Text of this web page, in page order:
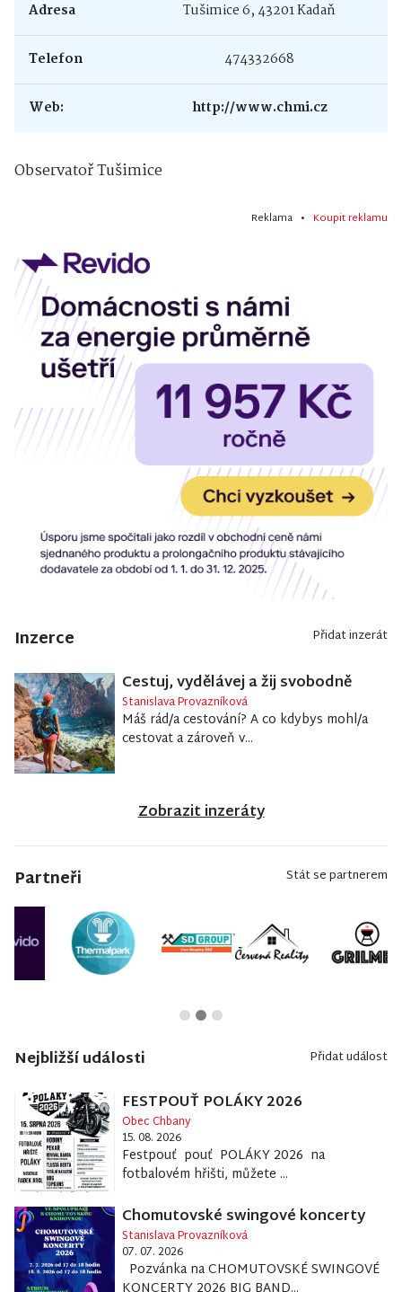
Adresa Tušimice 6, 43201 Kadaň
Telefon 474332668
Web: http://www.chmi.cz
Observatoř Tušimice
Reklama • Koupit reklamu
Inzerce Přidat inzerát
Cestuj, vydělávej a žij svobodně
Stanislava Provazníková
Máš rád/a cestování? A co kdybys mohl/a
cestovat a zároveň v...
Zobrazit inzeráty
Partneři Stát se partnerem
Nejbližší události Přidat událost
FESTPOUŤ POLÁKY 2026
Obec Chbany
15. 08. 2026
Festpouť pouť POLÁKY 2026 na
fotbalovém hřišti, můžete ...
Chomutovské swingové koncerty
Stanislava Provazníková
07. 07. 2026
Pozvánka na CHOMUTOVSKÉ SWINGOVÉ